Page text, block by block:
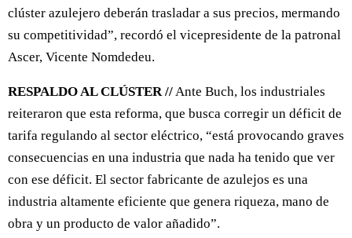
clúster azulejero deberán trasladar a sus precios, mermando
su competitividad”, recordó el vicepresidente de la patronal
Ascer, Vicente Nomdedeu.
RESPALDO AL CLÚSTER //Ante Buch, los industriales
reiteraron que esta reforma, que busca corregir un déficit de
tarifa regulando al sector eléctrico, “está provocando graves
consecuencias en una industria que nada ha tenido que ver
con ese déficit. El sector fabricante de azulejos es una
industria altamente eficiente que genera riqueza, mano de
obra y un producto de valor añadido”.